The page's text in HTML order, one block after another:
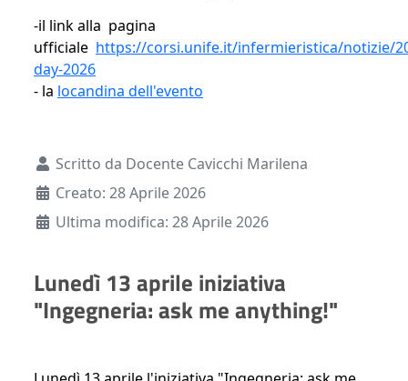
-il link alla pagina
ufficiale https://corsi.unife.it/infermieristica/notizie/
day-2026
- la locandina dell'evento
Dettagli
Scritto da Docente Cavicchi Marilena
Creato: 28 Aprile 2026
Ultima modifica: 28 Aprile 2026
Lunedì 13 aprile iniziativa
"Ingegneria: ask me anything!"